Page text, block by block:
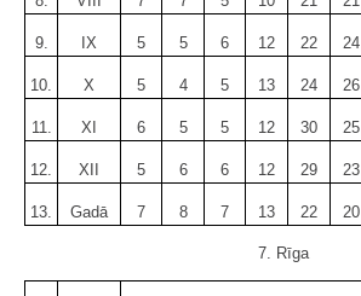
9. IX 5 5 6 12 22 24
10. X 5 4 5 13 24 26
11. XI 6 5 5 12 30 25
12. XII 5 6 6 12 29 23
13. Gadā 7 8 7 13 22 20
7. Rīga